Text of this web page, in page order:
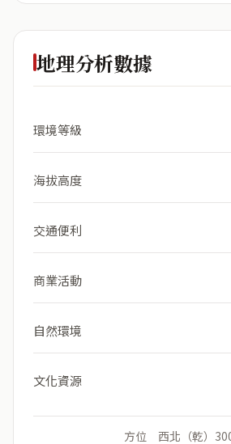
地理分析數據
環境等級
海拔高度
交通便利
商業活動
自然環境
文化資源
方位 西北（乾）